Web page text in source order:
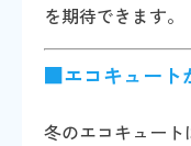
を期待できます。
■エコキュート
冬のエコキュート